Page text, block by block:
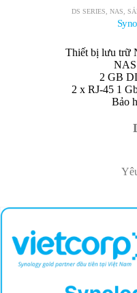
DS SERIES NAS
Thiết bị lưu trữ
NAS
2 GB
2 x RJ-45 1
Bảo